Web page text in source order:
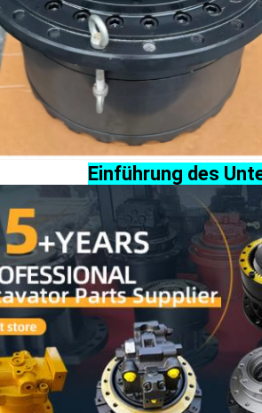
Einführung des